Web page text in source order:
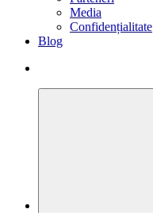
Media
Confidențialitate
Blog